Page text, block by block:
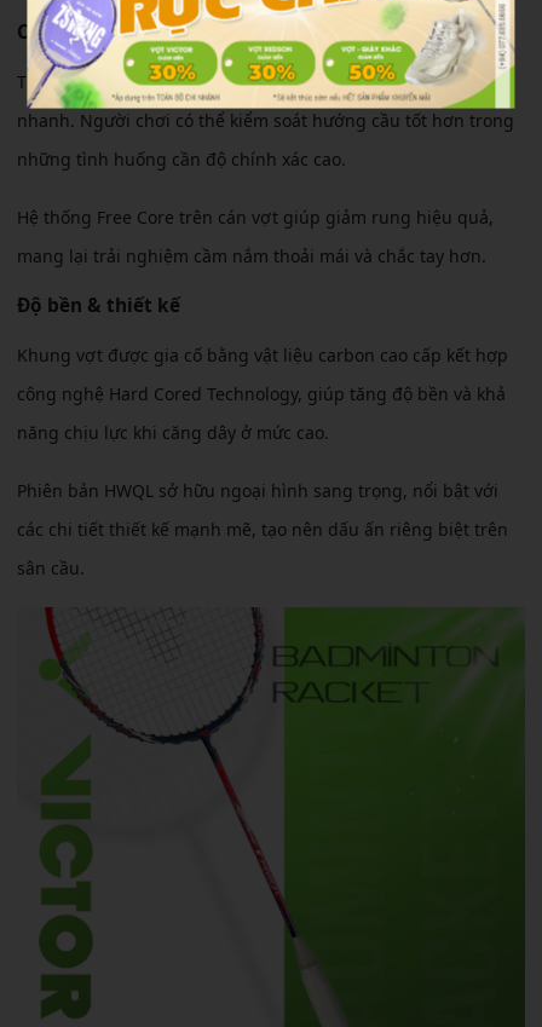
Cảm giác sử dụng
Thân vợt cứng mang đến cảm giác cầu rõ nét và phản hồi
nhanh. Người chơi có thể kiểm soát hướng cầu tốt hơn trong
những tình huống cần độ chính xác cao.
Hệ thống Free Core trên cán vợt giúp giảm rung hiệu quả,
mang lại trải nghiệm cầm nắm thoải mái và chắc tay hơn.
Độ bền & thiết kế
Khung vợt được gia cố bằng vật liệu carbon cao cấp kết hợp
công nghệ Hard Cored Technology, giúp tăng độ bền và khả
năng chịu lực khi căng dây ở mức cao.
Phiên bản HWQL sở hữu ngoại hình sang trọng, nổi bật với
các chi tiết thiết kế mạnh mẽ, tạo nên dấu ấn riêng biệt trên
sân cầu.